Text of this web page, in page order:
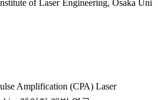
of Laser Engineering, Osaka Uni
Amplification (CPA) Laser